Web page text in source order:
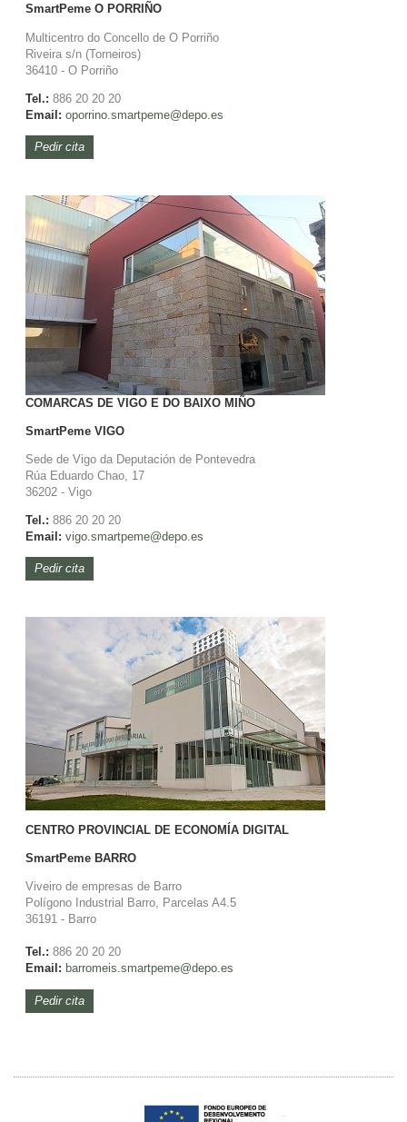
SmartPemeO PORRIÑO
Multicentro do Concello de O Porriño
Riveira s/n (Torneiros)
36410 - O Porriño
Tel.: 886 20 20 20
Email: oporrino.smartpeme@depo.es
Pedir cita
COMARCAS DE VIGO E DO BAIXO MIÑO
SmartPemeVIGO
Sede de Vigo da Deputación de Pontevedra
Rúa Eduardo Chao, 17
36202 - Vigo
Tel.: 886 20 20 20
Email: vigo.smartpeme@depo.es
Pedir cita
CENTRO PROVINCIAL DE ECONOMÍA DIGITAL
SmartPeme BARRO
Viveiro de empresas de Barro
Polígono Industrial Barro, Parcelas A4.5
36191 - Barro
Tel.: 886 20 20 20
Email: barromeis.smartpeme@depo.es
Pedir cita